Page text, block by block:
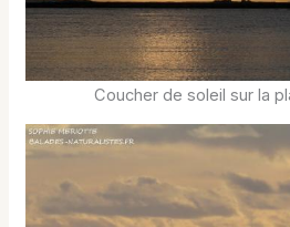
Coucher de soleil sur la